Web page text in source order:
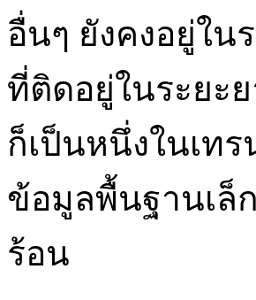
อื่นๆ ยังคงอยู่ใน
ที่ติดอยู่ในระยะ
ก็เป็นหนึ่งในเท
ข้อมูลพื้นฐานเล็
ร้อน